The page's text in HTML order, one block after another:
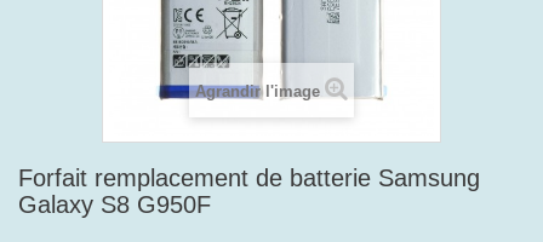
Agrandir l'image
Forfait remplacement de batterie Samsung
Galaxy S8 G950F